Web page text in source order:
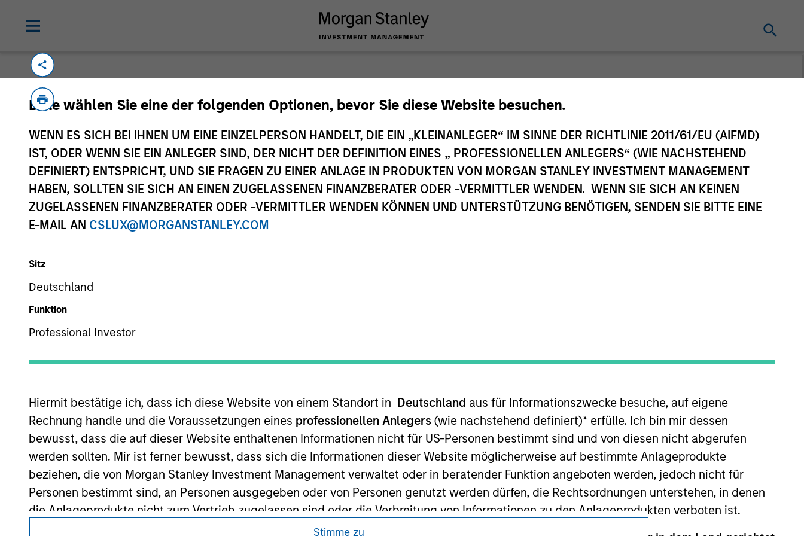
Bitte wählen Sie eine der folgenden Optionen, bevor Sie diese Website besuchen.
WENN ES SICH BEI IHNEN UM EINE EINZELPERSON HANDELT, DIE EIN „KLEINANLEGER“ IM SINNE DER RICHTLINIE 2011/61/EU (AIFMD)
IST, ODER WENN SIE EIN ANLEGER SIND, DER NICHT DER DEFINITION EINES „ PROFESSIONELLEN ANLEGERS“ (WIE NACHSTEHEND
DEFINIERT) ENTSPRICHT, UND SIE FRAGEN ZU EINER ANLAGE IN PRODUKTEN VON MORGAN STANLEY INVESTMENT MANAGEMENT
HABEN, SOLLTEN SIE SICH AN EINEN ZUGELASSENEN FINANZBERATER ODER -VERMITTLER WENDEN. WENN SIE SICH AN KEINEN
ZUGELASSENEN FINANZBERATER ODER -VERMITTLER WENDEN KÖNNEN UND UNTERSTÜTZUNG BENÖTIGEN, SENDEN SIE BITTE EINE
E-MAIL AN CSLUX@MORGANSTANLEY.COM
Sitz
Deutschland
Funktion
Professional Investor
Hiermit bestätige ich, dass ich diese Website von einem Standort in Deutschland aus für Informationszwecke besuche, auf eigene
Rechnung handle und die Voraussetzungen eines professionellen Anlegers (wie nachstehend definiert)* erfülle. Ich bin mir dessen
bewusst, dass die auf dieser Website enthaltenen Informationen nicht für US-Personen bestimmt sind und von diesen nicht abgerufen
werden sollten. Mir ist ferner bewusst, dass sich die Informationen dieser Website möglicherweise auf bestimmte Anlageprodukte
beziehen, die von Morgan Stanley Investment Management verwaltet oder in beratender Funktion angeboten werden, jedoch nicht für
Personen bestimmt sind, an Personen ausgegeben oder von Personen genutzt werden dürfen, die Rechtsordnungen unterstehen, in denen
die Anlageprodukte nicht zum Vertrieb zugelassen sind oder die Verbreitung von Informationen zu den Anlageprodukten verboten ist.
Stimme zu
Bitte wenden Sie sich per E-Mail an cslux@morganstanley.com
, um zusätzliche Informationen über den Fonds, einschließlich seines Zielmarktes,
für Vertriebszwecke in Erfahrung zu bringen. Informationen über den Zielmarkt werden bereitgestellt, um es Finanzintermediären zu ermöglichen,
Endkunden gedacht, sofern von Morgan Stanley Investment Management nicht ausdrücklich anders bestätigt.
Morgan Stanley
Morgan Stanley Careers
Nutzer müssen die Nutzungsbedingungen lesen und akzeptieren, da in diesen bestimmte gesetzliche und
von Morgan Stanley Investment Management gelten.
Die auf dieser Website beschriebenen Dienstleistungen sind unter Umständen nicht in allen
Rechtsgebieten oder für alle Kunden verfügbar. Weitere Einzelheiten können aus unseren
Nutzungsbedingungen entnommen werden.
©2026 Morgan Stanley. Alle Rechte vorbehalten.
Nutzungsbedingungen